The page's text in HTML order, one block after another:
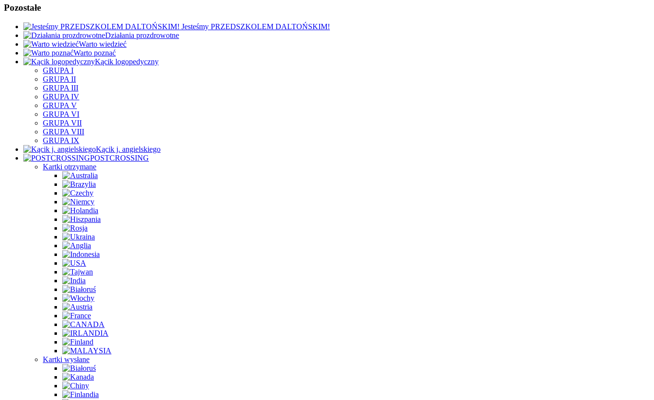
Pozostałe
Jesteśmy PRZEDSZKOLEM DALTOŃSKIM!
Działania prozdrowotne
Warto wiedzieć
Warto poznać
Kącik logopedyczny
GRUPA I
GRUPA II
GRUPA III
GRUPA IV
GRUPA V
GRUPA VI
GRUPA VII
GRUPA VIII
GRUPA IX
Kącik j. angielskiego
POSTCROSSING
Kartki otrzymane
Kartki wysłane